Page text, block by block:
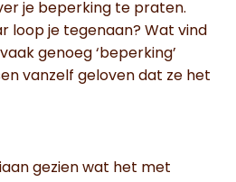
je beperking te praten.
loop je tegenaan? Wat vind
genoeg ‘beperking’
vanzelf geloven dat ze het
gezien wat het met